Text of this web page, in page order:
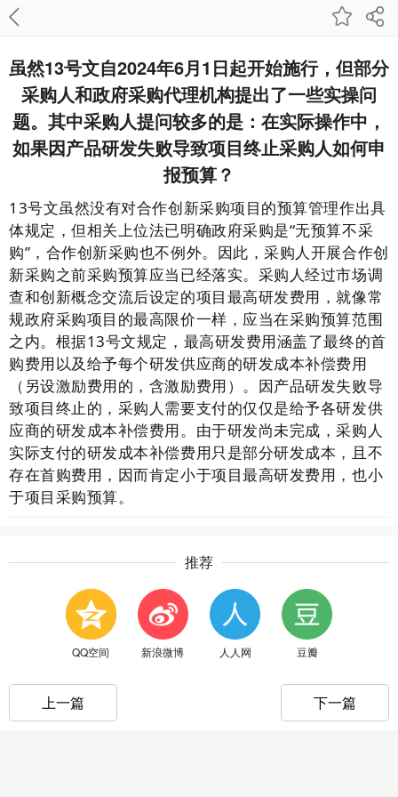
虽然13号文自2024年6月1日起开始施行，但部分
采购人和政府采购代理机构提出了一些实操问
题。其中采购人提问较多的是：在实际操作中，
如果因产品研发失败导致项目终止采购人如何申
报预算？
13号文虽然没有对合作创新采购项目的预算管理作出具
体规定，但相关上位法已明确政府采购是“无预算不采
购”，合作创新采购也不例外。因此，采购人开展合作创
新采购之前采购预算应当已经落实。采购人经过市场调
查和创新概念交流后设定的项目最高研发费用，就像常
规政府采购项目的最高限价一样，应当在采购预算范围
之内。根据13号文规定，最高研发费用涵盖了最终的首
购费用以及给予每个研发供应商的研发成本补偿费用
（另设激励费用的，含激励费用）。因产品研发失败导
致项目终止的，采购人需要支付的仅仅是给予各研发供
应商的研发成本补偿费用。由于研发尚未完成，采购人
实际支付的研发成本补偿费用只是部分研发成本，且不
存在首购费用，因而肯定小于项目最高研发费用，也小
于项目采购预算。
推荐
QQ空间 新浪微博 人人网 豆瓣
上一篇 下一篇